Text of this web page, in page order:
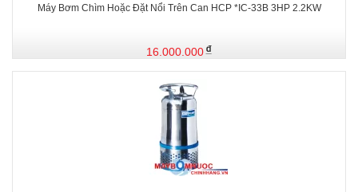
Máy Bơm Chìm Hoặc Đặt Nổi Trên Can HCP *IC-33B 3HP 2.2KW
16.000.000